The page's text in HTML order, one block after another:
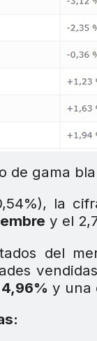
de gama
la
y el
del
4,96% y una